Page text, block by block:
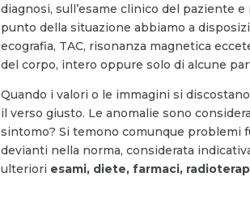
diagnosi, sull’esame clinico del paziente e
punto della situazione abbiamo a
ecografia, TAC, risonanza magnetica
del corpo, intero oppure solo di alcune
Quando i valori o le immagini si
il verso giusto. Le anomalie sono
sintomo? Si temono comunque problemi
devianti nella norma, considerata
ulteriori esami, diete, farmaci,